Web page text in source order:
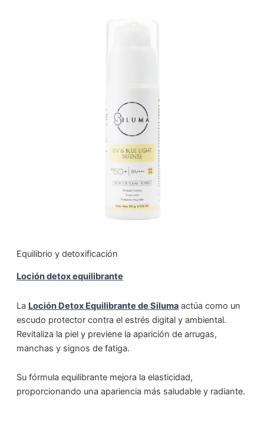
Equilibrio y detoxificación
Loción detox equilibrante
La Loción Detox Equilibrante de Silumaactúa como un
escudo protector contra el estrés digital y ambiental.
Revitaliza la piel y previene la aparición de arrugas,
manchas y signos de fatiga.
Su fórmula equilibrante mejora la elasticidad,
proporcionando una apariencia más saludable y radiante.